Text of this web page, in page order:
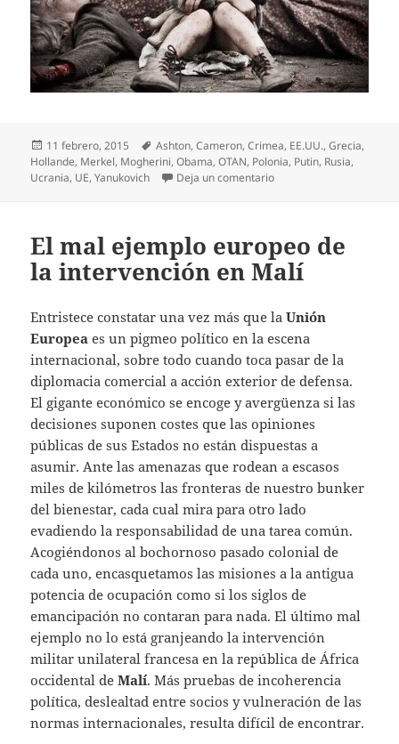
Publicado
el
11 febrero, 2015 Etiquetas
Ashton,Cameron,Crimea, EE.UU.,Grecia,
Hollande, Merkel, Mogherini,Obama,OTAN, Polonia, Putin, Rusia,
Ucrania, UE,Yanukovich Deja un comentarioen Europa escenario de
El mal ejemplo europeo de
la intervención en Malí
Entristece constatar una vez más que laUnión
Europea es un pigmeo político en la escena
internacional, sobre todo cuando toca pasar de la
diplomacia comercial a acción exterior de defensa.
El gigante económico se encoge y avergüenza si las
decisiones suponen costes que las opiniones
públicas de sus Estados no están dispuestas a
asumir. Ante las amenazas que rodean a escasos
miles de kilómetros las fronteras de nuestro bunker
del bienestar, cada cual mira para otro lado
evadiendo la responsabilidad de una tarea común.
Acogiéndonos al bochornoso pasado colonial de
cada uno, encasquetamos las misiones a la antigua
potencia de ocupación como si los siglos de
emancipación no contaran para nada. El último mal
ejemplo no lo está granjeando la intervención
militar unilateral francesa en la república de África
occidental deMalí. Más pruebas de incoherencia
política, deslealtad entre socios y vulneración de las
normas internacionales, resulta difícil de encontrar.